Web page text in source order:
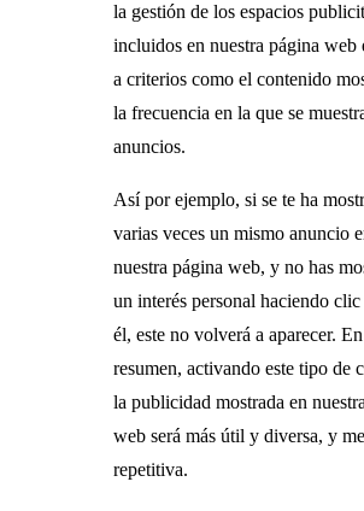
la gestión de los espacios
incluidos en nuestra página web
a criterios como el contenido
la frecuencia en la que se
anuncios.
Así por ejemplo, si se te ha
varias veces un mismo anuncio
nuestra página web, y no has
un interés personal haciendo clic
él, este no volverá a aparecer. En
resumen, activando este tipo de
la publicidad mostrada en
web será más útil y diversa, y
repetitiva.